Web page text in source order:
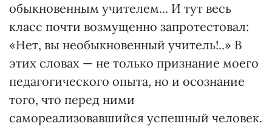
обыкновенным учителем... И тут весь
класс почти возмущенно запротестовал:
«Нет, вы необыкновенный учитель!..» В
этих словах — не только признание моего
педагогического опыта, но и осознание
того, что перед ними
самореализовавшийся успешный человек.